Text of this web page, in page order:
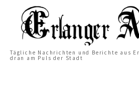
Tägliche Nachrichten und Berichte aus
dran am Puls der Stadt